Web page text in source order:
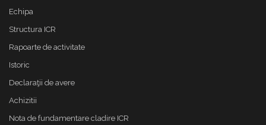
Echipa
Structura ICR
Rapoarte de activitate
Istoric
Declaraţii de avere
Achizitii
Nota de fundamentare cladire ICR